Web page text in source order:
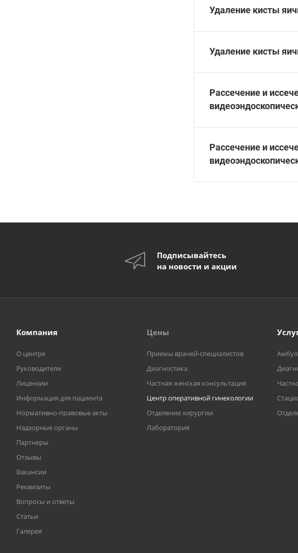
Удаление кисты
Удаление кисты
Рассечение и
Рассечение и
Подписывайтесь
на новости и акции
Компания
О центре
Руководители
Лицензии
Информация для пациента
Нормативно-правовые акты
Надзорные органы
Партнеры
Отзывы
Вакансии
Реквизиты
Вопросы и ответы
Статьи
Галерея
Цены
Приемы врачей-специалистов
Диагностика
Частная женская консультация
Центр оперативной гинекологии
Отделение хирургии
Лаборатория